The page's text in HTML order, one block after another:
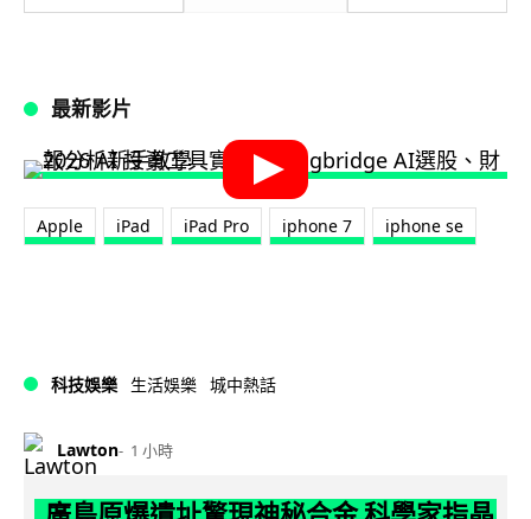
最新影片
Apple iPad iPad Pro iphone 7 iphone se
科技娛樂 生活娛樂 城中熱話
Lawton 1 小時